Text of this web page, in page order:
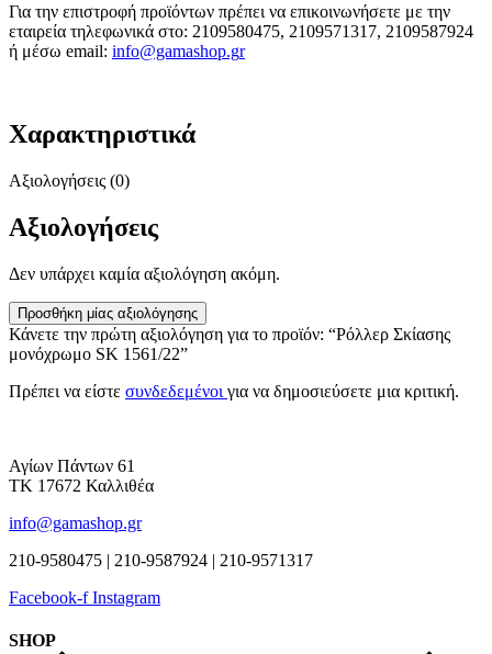
Για την επιστροφή προϊόντων πρέπει να επικοινωνήσετε με την
εταιρεία τηλεφωνικά στο: 2109580475, 2109571317, 2109587924
ή μέσω email: info@gamashop.gr
Χαρακτηριστικά
Αξιολογήσεις (0)
Αξιολογήσεις
Δεν υπάρχει καμία αξιολόγηση ακόμη.
Προσθήκη μίας αξιολόγησης
Κάνετε την πρώτη αξιολόγηση για το προϊόν: “Ρόλλερ Σκίασης
μονόχρωμο SK 1561/22”
Πρέπει να είστε συνδεδεμένοι για να δημοσιεύσετε μια κριτική.
Αγίων Πάντων 61
ΤΚ 17672 Καλλιθέα
info@gamashop.gr
210-9580475 | 210-9587924 | 210-9571317
Facebook-f Instagram
SHOP